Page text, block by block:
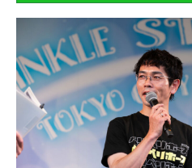
目
ニ
ュ
ー
ス